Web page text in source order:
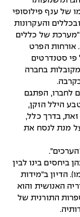
של ענף פילוסופי
והעקרונות
"מערכת של כללים
אורחות הפרט
פי סטנדרטים
מקובלות בחברה
לחברו, הפתגם
הילל הזקן,
בדרך כלל,
מנת לנסח את
ביחסים בינו לבין
הדיון ב"מידות
האנושית והוא
התורנית של